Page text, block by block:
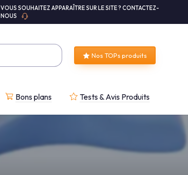
VOUS SOUHAITEZ APPARAÎTRE SUR LE SITE ? CONTACTEZ-
NOUS
Nos TOPs produits
Bons plans Tests & Avis Produits